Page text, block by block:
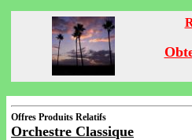
Offres Produits Relatifs
Orchestre Classique